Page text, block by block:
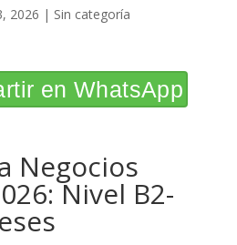
2026 | Sin categoría
en WhatsApp
Negocios
Nivel B2-